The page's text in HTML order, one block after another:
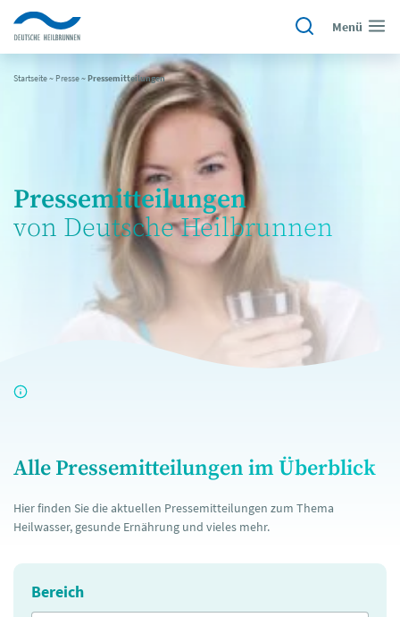
Menü
Startseite~ Presse~Pressemitteilungen
Pressemitteilungen
von Deutsche Heilbrunnen
Alle Pressemitteilungen im Überblick
Hier finden Sie die aktuellen Pressemitteilungen zum Thema
Heilwasser, gesunde Ernährung und vieles mehr.
Bereich